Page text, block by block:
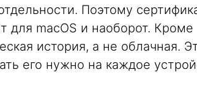
Поэтому
для macOS и наоборот.
история, а не облачная.
его нужно на каждое